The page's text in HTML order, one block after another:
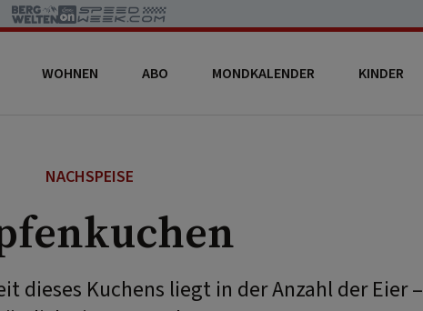
WOHNEN ABO MONDKALENDER KINDER
NACHSPEISE
dieses Kuchens liegt in der Anzahl der Eier –